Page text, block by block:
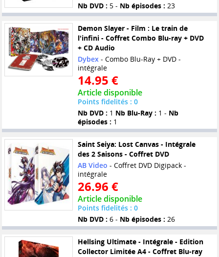
Nb DVD : 5 - Nb épisodes : 23
Demon Slayer - Film : Le train de
l'infini - Coffret Combo Blu-ray + DVD
+ CD Audio
Dybex- Combo Blu-Ray + DVD -
intégrale
14.95 €
Article disponible
Points fidelités : 0
Nb DVD : 1 Nb Blu-Ray : 1 - Nb
épisodes : 1
Saint Seiya: Lost Canvas - Intégrale
des 2 Saisons - Coffret DVD
AB Video - Coffret DVD Digipack -
intégrale
26.96 €
Article disponible
Points fidelités : 0
Nb DVD : 6 - Nb épisodes : 26
Hellsing Ultimate - Intégrale - Edition
Collector Limitée A4 - Coffret Blu-ray